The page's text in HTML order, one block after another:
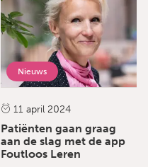
Nieuws
11 april 2024
Patiënten gaan graag
aan de slag met de app
Foutloos Leren